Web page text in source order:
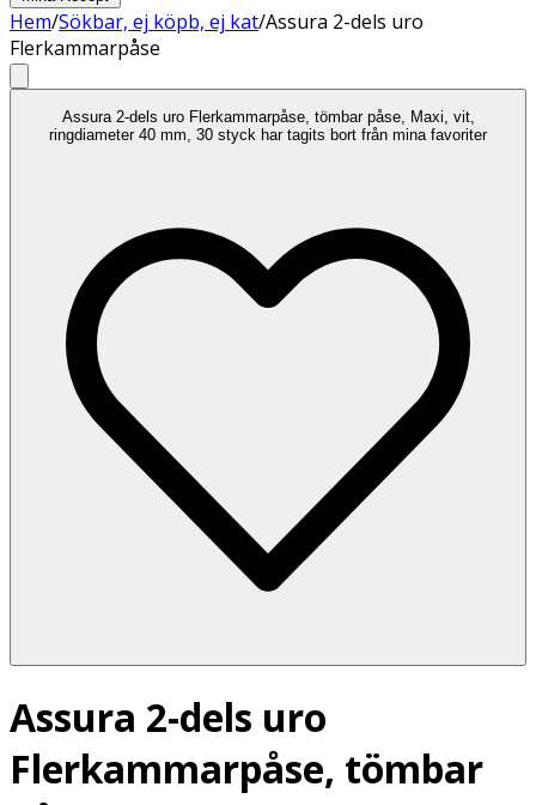
Hem/Sökbar, ej köpb, ej kat/Assura 2-dels uro
Flerkammarpåse
Assura 2-dels uro Flerkammarpåse, tömbar påse, Maxi, vit,
ringdiameter 40 mm, 30 styck har tagits bort från mina favoriter
Assura 2-dels uro
Flerkammarpåse, tömbar